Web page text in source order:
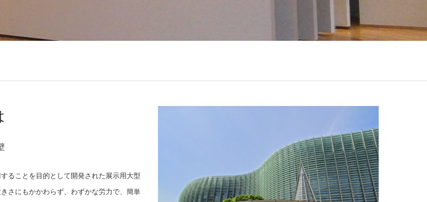
ることを目的として開発された展示用大型
さにもかかわらず、わずかな労力で、簡単